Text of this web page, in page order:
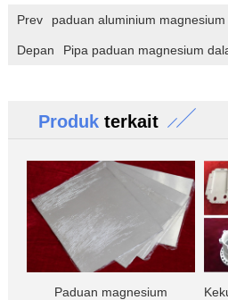
Prev paduan aluminium magnesium
Depan Pipa paduan magnesium
Produkterkait
Paduan magnesium